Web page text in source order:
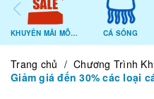
KHUYẾN MÃI MỖI NGÀY CÁ SỐNG
Trang chủ / Chương Trình
Giảm giá đến 30% các loại